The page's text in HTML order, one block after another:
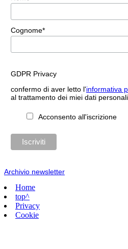
Cognome*
GDPR Privacy
confermo di aver letto l'informativa
al trattamento dei miei dati personali
Acconsento all'iscrizione
Archivio newsletter
Home
top^
Privacy
Cookie